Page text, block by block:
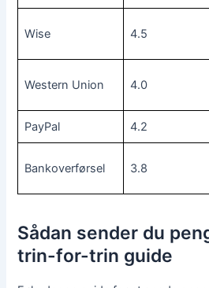
Wise 4.5
Western Union 4.0
PayPal 4.2
Bankoverførsel 3.8
Sådan sender du
trin-for-trin guide